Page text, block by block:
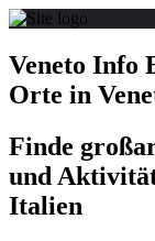
Veneto Info
Orte in
Finde
und
Italien